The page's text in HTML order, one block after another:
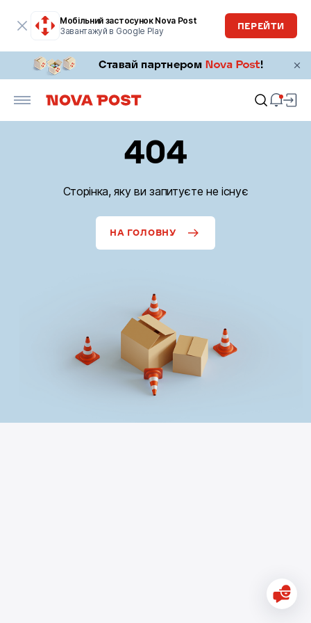
Мобільний застосунок Nova Post
Завантажуй в Google Play
ПЕРЕЙТИ
404
Сторінка, яку ви запитуєте не існує
НА ГОЛОВНУ